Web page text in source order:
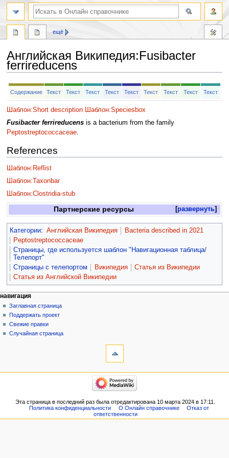
Английская Википедия:Fusibacter
ferrireducens
Перейти
Перейти
Содержание Текст Текст Текст Текст Текст Текст Текст Текст Текст
Шаблон:Short description
Шаблон:Speciesbox
Fusibacter ferrireducensis a bacterium from the family
Peptostreptococcaceae.
References
Шаблон:Reflist
Шаблон:Taxonbar
Шаблон:Clostridia-stub
развернуть
Партнерские ресурсы
Категории: Английская Википедия
Bacteria described in 2021
Peptostreptococcaceae
Страницы, где используется шаблон "Навигационная таблица/
Телепорт"
Страницы с телепортом
Википедия
Статья из Википедии
Статья из Английской Википедии
ещё
навигация
Заглавная страница
Поддержать проект
Свежие правки
Случайная страница
Эта страница в последний раз была отредактирована 10 марта 2024 в 17:11.
Политика конфиденциальности
О Онлайн справочнике
Отказ от
ответственности